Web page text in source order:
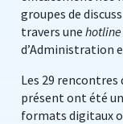
groupes de
travers une hotline
d’Administration
Les 29 rencontres
présent ont été un
formats digitaux